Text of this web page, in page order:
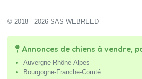
© 2018 - 2026 SAS WEBREED
Annonces de chiens à vendre,
Auvergne-Rhône-Alpes
Bourgogne-Franche-Comté